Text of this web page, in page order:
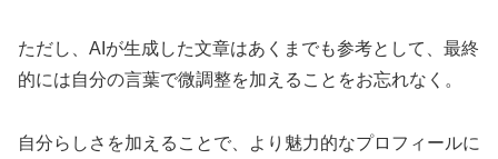
ただし、AIが生成した文章はあくまでも参考として、最終
的には自分の言葉で微調整を加えることをお忘れなく。
自分らしさを加えることで、より魅力的なプロフィールに